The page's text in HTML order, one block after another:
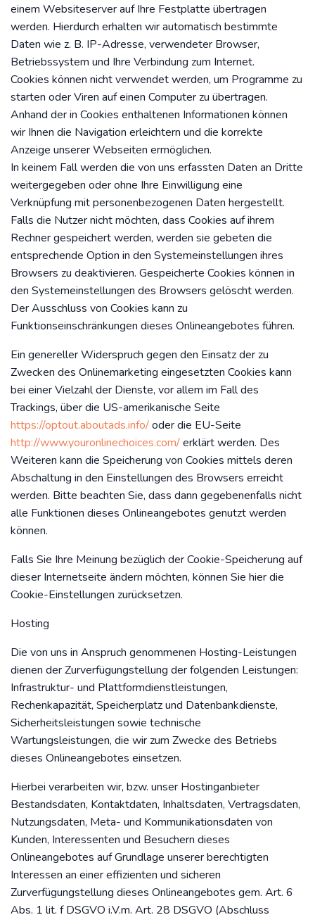
einem Websiteserver auf Ihre Festplatte übertragen
werden. Hierdurch erhalten wir automatisch bestimmte
Daten wie z. B. IP-Adresse, verwendeter Browser,
Betriebssystem und Ihre Verbindung zum Internet.
Cookies können nicht verwendet werden, um Programme zu
starten oder Viren auf einen Computer zu übertragen.
Anhand der in Cookies enthaltenen Informationen können
wir Ihnen die Navigation erleichtern und die korrekte
Anzeige unserer Webseiten ermöglichen.
In keinem Fall werden die von uns erfassten Daten an Dritte
weitergegeben oder ohne Ihre Einwilligung eine
Verknüpfung mit personenbezogenen Daten hergestellt.
Falls die Nutzer nicht möchten, dass Cookies auf ihrem
Rechner gespeichert werden, werden sie gebeten die
entsprechende Option in den Systemeinstellungen ihres
Browsers zu deaktivieren. Gespeicherte Cookies können in
den Systemeinstellungen des Browsers gelöscht werden.
Der Ausschluss von Cookies kann zu
Funktionseinschränkungen dieses Onlineangebotes führen.
Ein genereller Widerspruch gegen den Einsatz der zu
Zwecken des Onlinemarketing eingesetzten Cookies kann
bei einer Vielzahl der Dienste, vor allem im Fall des
Trackings, über die US-amerikanische Seite
https://optout.aboutads.info/oder die EU-Seite
http://www.youronlinechoices.com/erklärt werden. Des
Weiteren kann die Speicherung von Cookies mittels deren
Abschaltung in den Einstellungen des Browsers erreicht
werden. Bitte beachten Sie, dass dann gegebenenfalls nicht
alle Funktionen dieses Onlineangebotes genutzt werden
können.
Falls Sie Ihre Meinung bezüglich der Cookie-Speicherung auf
dieser Internetseite ändern möchten, können Sie hier die
Cookie-Einstellungen zurücksetzen.
Hosting
Die von uns in Anspruch genommenen Hosting-Leistungen
dienen der Zurverfügungstellung der folgenden Leistungen:
Infrastruktur- und Plattformdienstleistungen,
Rechenkapazität, Speicherplatz und Datenbankdienste,
Sicherheitsleistungen sowie technische
Wartungsleistungen, die wir zum Zwecke des Betriebs
dieses Onlineangebotes einsetzen.
Hierbei verarbeiten wir, bzw. unser Hostinganbieter
Bestandsdaten, Kontaktdaten, Inhaltsdaten, Vertragsdaten,
Nutzungsdaten, Meta- und Kommunikationsdaten von
Kunden, Interessenten und Besuchern dieses
Onlineangebotes auf Grundlage unserer berechtigten
Interessen an einer effizienten und sicheren
Zurverfügungstellung dieses Onlineangebotes gem. Art. 6
Abs. 1 lit. f DSGVO i.V.m. Art. 28 DSGVO (Abschluss